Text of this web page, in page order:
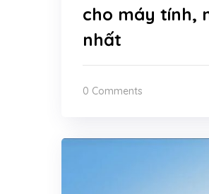
cho máy tính,
nhất
0 Comments